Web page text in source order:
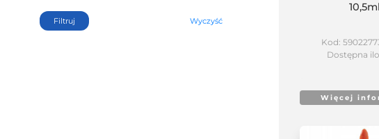
Filtruj Wyczyść
10,5ml
Kod:
Dostępna
Więcej